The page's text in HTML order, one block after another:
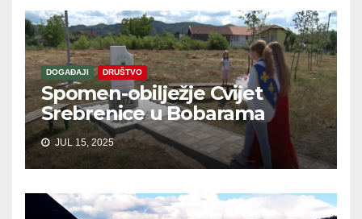
DOGAĐAJI DRUŠTVO
Spomen-obilježje Cvijet
Srebrenice u Bobarama
JUL 15, 2025